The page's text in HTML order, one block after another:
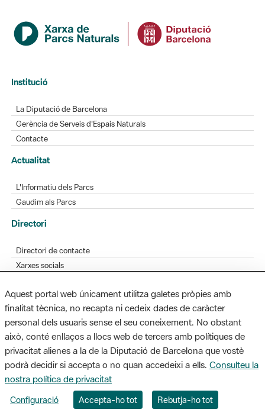
Institució
La Diputació de Barcelona
Gerència de Serveis d'Espais Naturals
Contacte
Actualitat
L'Informatiu dels Parcs
Gaudim als Parcs
Directori
Directori de contacte
Xarxes socials
Bústia de suggeriments
Opineu sobre els parcs
MAPA WEB AVÍS LEGAL ACCESSIBILITAT
Diputació de Barcelona. Edifici Llacuna, 1a planta. Badajoz, 49. 08005
Barcelona. Tel. 934 022 428 / xarxaparcs@diba.cat
Aquest portal web únicament utilitza galetes pròpies amb
finalitat tècnica, no recapta ni cedeix dades de caràcter
personal dels usuaris sense el seu coneixement. No obstant
això, conté enllaços a llocs web de tercers amb polítiques de
privacitat alienes a la de la Diputació de Barcelona que vostè
podrà decidir si accepta o no quan accedeixi a ells. Consulteu la
nostra política de privacitat
Configuració Accepta-ho tot Rebutja-ho tot